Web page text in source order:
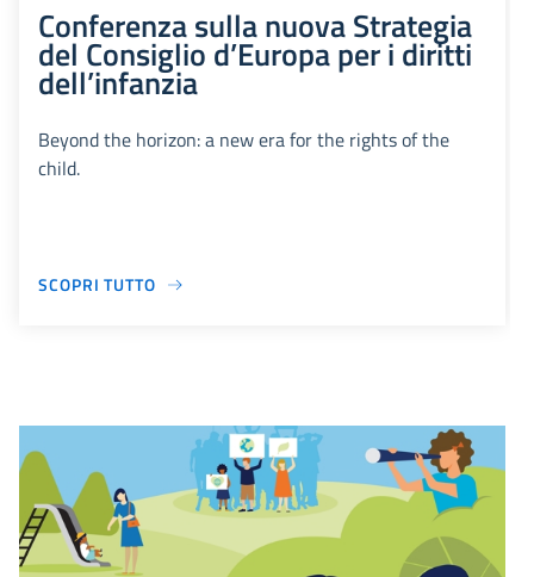
Conferenza sulla nuova Strategia
del Consiglio d’Europa per i diritti
dell’infanzia
Beyond the horizon: a new era for the rights of the
child.
SCOPRI TUTTO